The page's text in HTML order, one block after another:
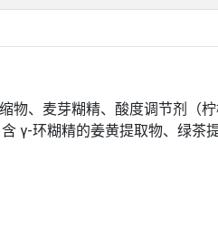
物、麦芽糊精、酸度调节剂（
γ-环糊精的姜黄提取物、绿茶